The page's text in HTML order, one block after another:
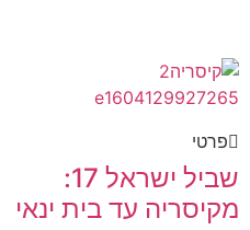
פרטי
שביל ישראל 17:
מקיסריה עד בית ינאי